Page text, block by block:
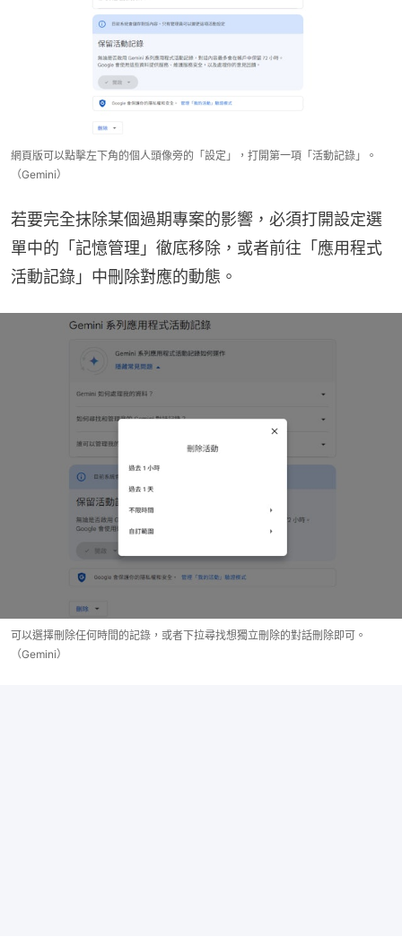
網頁版可以點擊左下角的個人頭像旁的「設定」，打開第一項「活動記錄」。
（Gemini）
若要完全抹除某個過期專案的影響，必須打開設定選
單中的「記憶管理」徹底移除，或者前往「應用程式
活動記錄」中刪除對應的動態。
可以選擇刪除任何時間的記錄，或者下拉尋找想獨立刪除的對話刪除即可。
（Gemini）